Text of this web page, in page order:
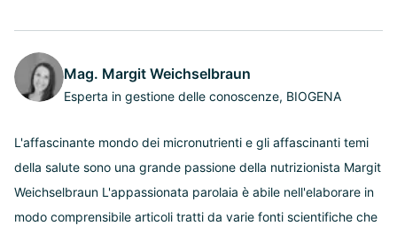
Mag. Margit Weichselbraun
Esperta in gestione delle conoscenze, BIOGENA
L'affascinante mondo dei micronutrienti e gli affascinanti temi
della salute sono una grande passione della nutrizionista Margit
Weichselbraun L'appassionata parolaia è abile nell'elaborare in
modo comprensibile articoli tratti da varie fonti scientifiche che